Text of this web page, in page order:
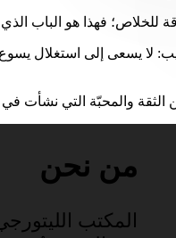
فهذا هو الباب الذي
لا يسعى إلى استغلال
الثقة والمحبّة التي
من نحن
المكتب